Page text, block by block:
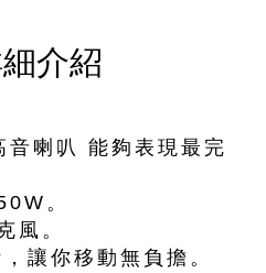
介紹
喇叭 能夠表現最完
。
風。
讓你移動無負擔。